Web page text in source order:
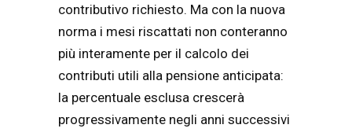
contributivo richiesto. Ma con la nuova
norma i mesi riscattati non conteranno
più interamente per il calcolo dei
contributi utili alla pensione anticipata:
la percentuale esclusa crescerà
progressivamente negli anni successivi